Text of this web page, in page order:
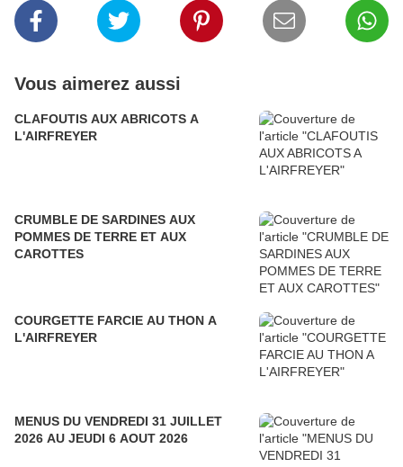
Vous aimerez aussi
CLAFOUTIS AUX ABRICOTS A
L'AIRFREYER
CRUMBLE DE SARDINES AUX
POMMES DE TERRE ET AUX
CAROTTES
COURGETTE FARCIE AU THON A
L'AIRFREYER
MENUS DU VENDREDI 31 JUILLET
2026 AU JEUDI 6 AOUT 2026